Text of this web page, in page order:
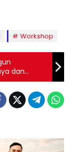
Workshop
dan